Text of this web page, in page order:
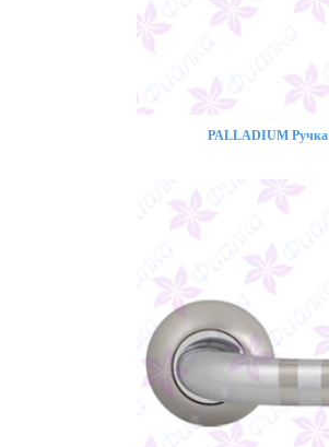
PALLADIUM Ручка